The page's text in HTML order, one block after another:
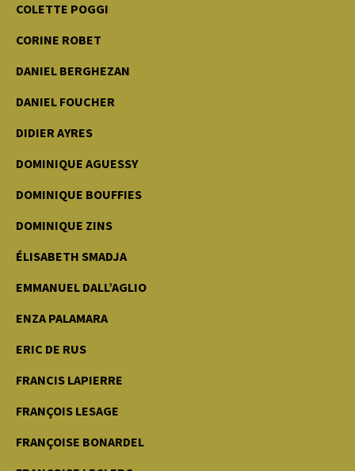
COLETTE POGGI
CORINE ROBET
DANIEL BERGHEZAN
DANIEL FOUCHER
DIDIER AYRES
DOMINIQUE AGUESSY
DOMINIQUE BOUFFIES
DOMINIQUE ZINS
ÉLISABETH SMADJA
EMMANUEL DALL’AGLIO
ENZA PALAMARA
ERIC DE RUS
FRANCIS LAPIERRE
FRANÇOIS LESAGE
FRANÇOISE BONARDEL